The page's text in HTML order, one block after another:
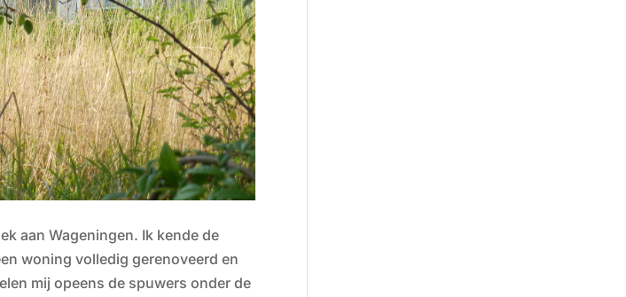
aan Wageningen. Ik kende de
woning volledig gerenoveerd en
mij opeens de spuwers onder de